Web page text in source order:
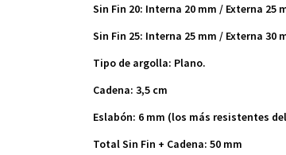
Sin Fin 20: Interna 20 mm / Externa 25
Sin Fin 25: Interna 25 mm / Externa 30
Tipo de argolla: Plano.
Cadena: 3,5 cm
Eslabón: 6 mm (los más resistentes
Total Sin Fin + Cadena: 50 mm